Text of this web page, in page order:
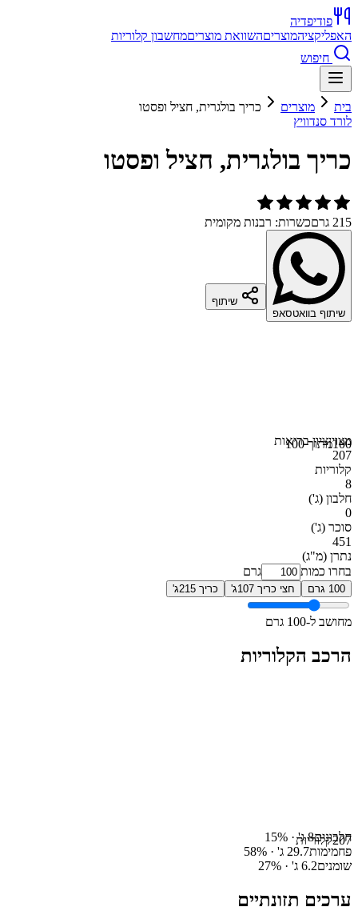
פודיפדיה
האפליקציהמוצריםהשוואת מוצריםמחשבון קלוריות
חיפוש
בית מוצרים
כריך בולגרית, חציל ופסטו
לורד סנדוויץ
כריך בולגרית, חציל ופסטו
215 גרם כשרות: רבנות מקומית
שיתוף בוואטסאפ
שיתוף
100מתוך 100מצויןציון בריאות
207
קלוריות
8
חלבון (ג')
0
סוכר (ג')
451
נתרן (מ"ג)
בחרו כמות
גרם
100 גרם חצי כריך 107ג' כריך 215ג'
מחושב ל-100 גרם
הרכב הקלוריות
207קלוריותחלבונים8ג' · 15%
פחמימות29.7 ג' · 58%
שומנים6.2 ג' · 27%
ערכים תזונתיים